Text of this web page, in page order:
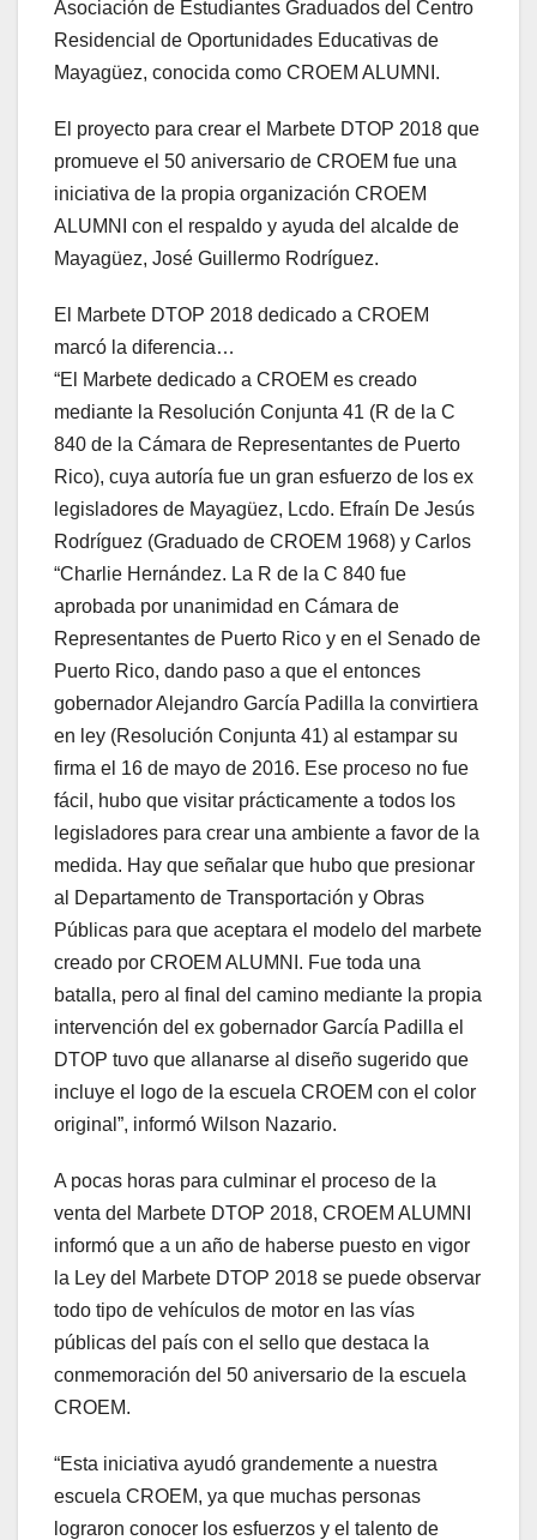
Asociación de Estudiantes Graduados del Centro
Residencial de Oportunidades Educativas de
Mayagüez, conocida como CROEM ALUMNI.
El proyecto para crear el Marbete DTOP 2018 que
promueve el 50 aniversario de CROEM fue una
iniciativa de la propia organización CROEM
ALUMNI con el respaldo y ayuda del alcalde de
Mayagüez, José Guillermo Rodríguez.
El Marbete DTOP 2018 dedicado a CROEM
marcó la diferencia…
“El Marbete dedicado a CROEM es creado
mediante la Resolución Conjunta 41 (R de la C
840 de la Cámara de Representantes de Puerto
Rico), cuya autoría fue un gran esfuerzo de los ex
legisladores de Mayagüez, Lcdo. Efraín De Jesús
Rodríguez (Graduado de CROEM 1968) y Carlos
“Charlie Hernández. La R de la C 840 fue
aprobada por unanimidad en Cámara de
Representantes de Puerto Rico y en el Senado de
Puerto Rico, dando paso a que el entonces
gobernador Alejandro García Padilla la convirtiera
en ley (Resolución Conjunta 41) al estampar su
firma el 16 de mayo de 2016. Ese proceso no fue
fácil, hubo que visitar prácticamente a todos los
legisladores para crear una ambiente a favor de la
medida. Hay que señalar que hubo que presionar
al Departamento de Transportación y Obras
Públicas para que aceptara el modelo del marbete
creado por CROEM ALUMNI. Fue toda una
batalla, pero al final del camino mediante la propia
intervención del ex gobernador García Padilla el
DTOP tuvo que allanarse al diseño sugerido que
incluye el logo de la escuela CROEM con el color
original”, informó Wilson Nazario.
A pocas horas para culminar el proceso de la
venta del Marbete DTOP 2018, CROEM ALUMNI
informó que a un año de haberse puesto en vigor
la Ley del Marbete DTOP 2018 se puede observar
todo tipo de vehículos de motor en las vías
públicas del país con el sello que destaca la
conmemoración del 50 aniversario de la escuela
CROEM.
“Esta iniciativa ayudó grandemente a nuestra
escuela CROEM, ya que muchas personas
lograron conocer los esfuerzos y el talento de